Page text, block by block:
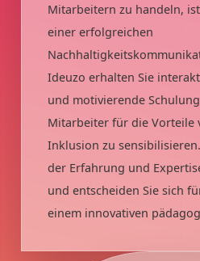
Mitarbeitern zu handeln,
einer erfolgreichen
Ideuzo erhalten Sie
und motivierende
Mitarbeiter für die Vorteile
Inklusion zu
der Erfahrung und
und entscheiden Sie sich
einem innovativen